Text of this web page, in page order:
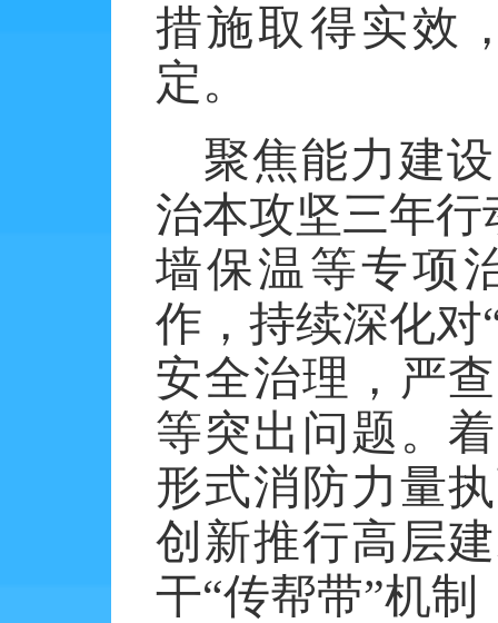
措施取得实效
定。
聚焦能力建
治本攻坚三年行
墙保温等专项
作，持续深化对
安全治理，严
等突出问题。
形式消防力量
创新推行高层
干“传帮带”机